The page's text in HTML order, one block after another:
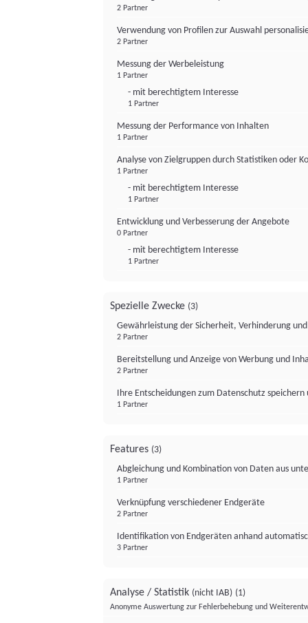
2 Partner
Verwendung von Profilen zur Auswahl
2 Partner
Messung der Werbeleistung
1 Partner
- mit berechtigtem Interesse
1 Partner
Messung der Performance von Inhalten
1 Partner
Analyse von Zielgruppen durch Statistiken oder
1 Partner
- mit berechtigtem Interesse
1 Partner
Entwicklung und Verbesserung der Angebote
0 Partner
- mit berechtigtem Interesse
1 Partner
Spezielle Zwecke (3)
Gewährleistung der Sicherheit, Verhinderung
2 Partner
Bereitstellung und Anzeige von Werbung und
2 Partner
Ihre Entscheidungen zum Datenschutz
1 Partner
Features (3)
Abgleichung und Kombination von Daten aus
1 Partner
Verknüpfung verschiedener Endgeräte
2 Partner
Identifikation von Endgeräten anhand
3 Partner
Analyse / Statistik (nicht IAB) (1)
Anonyme Auswertung zur Fehlerbehebung und